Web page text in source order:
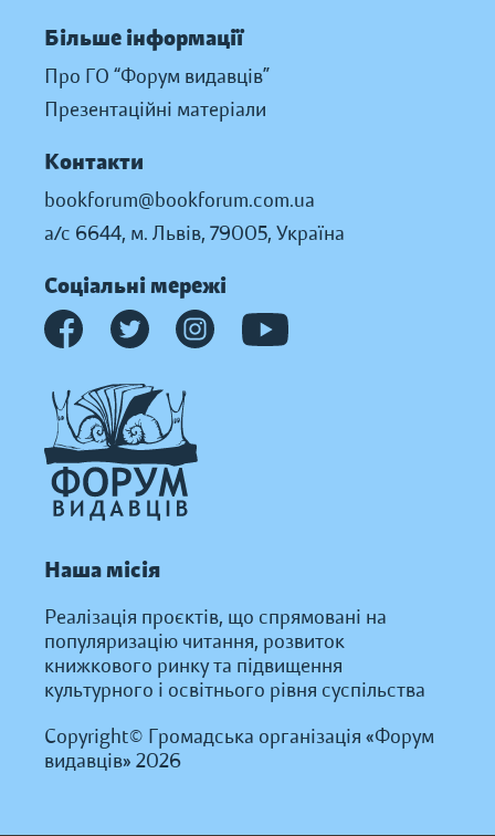
Більше інформації
Про ГО “Форум видавців”
Презентаційні матеріали
Контакти
bookforum@bookforum.com.ua
а/с 6644, м. Львів, 79005, Україна
Соціальні мережі
Наша місія
Реалізація проєктів, що спрямовані на
популяризацію читання, розвиток
книжкового ринку та підвищення
культурного і освітнього рівня суспільства
Copyright© Громадська організація «Форум
видавців» 2026